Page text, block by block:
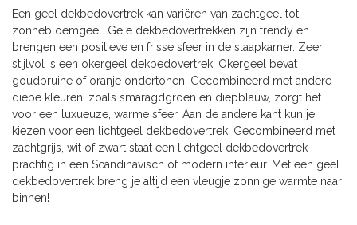
Een geel dekbedovertrek kan variëren van zachtgeel tot
zonnebloemgeel. Gele dekbedovertrekken zijn trendy en
brengen een positieve en frisse sfeer in de slaapkamer. Zeer
stijlvol is een okergeel dekbedovertrek. Okergeel bevat
goudbruine of oranje ondertonen. Gecombineerd met andere
diepe kleuren, zoals smaragdgroen en diepblauw, zorgt het
voor een luxueuze, warme sfeer. Aan de andere kant kun je
kiezen voor een lichtgeel dekbedovertrek. Gecombineerd met
zachtgrijs, wit of zwart staat een lichtgeel dekbedovertrek
prachtig in een Scandinavisch of modern interieur. Met een geel
dekbedovertrek breng je altijd een vleugje zonnige warmte naar
binnen!